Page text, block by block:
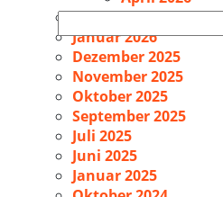
Suchen
nach:
Februar 2026
Januar 2026
Dezember 2025
November 2025
Oktober 2025
September 2025
Juli 2025
Juni 2025
Januar 2025